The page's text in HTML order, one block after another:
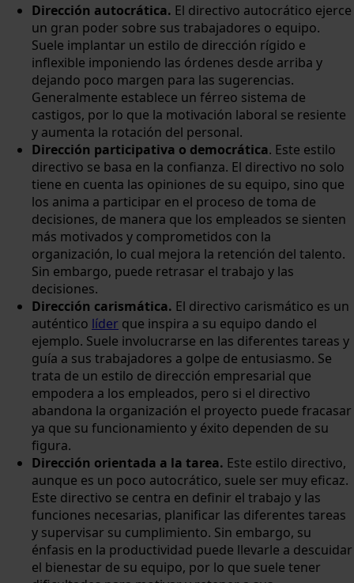
Dirección autocrática. El directivo autocrático ejerce
un gran poder sobre sus trabajadores o equipo.
Suele implantar un estilo de dirección rígido e
inflexible imponiendo las órdenes desde arriba y
dejando poco margen para las sugerencias.
Generalmente establece un férreo sistema de
castigos, por lo que la motivación laboral se resiente
y aumenta la rotación del personal.
Dirección participativa o democrática. Este estilo
directivo se basa en la confianza. El directivo no solo
tiene en cuenta las opiniones de su equipo, sino que
los anima a participar en el proceso de toma de
decisiones, de manera que los empleados se sienten
más motivados y comprometidos con la
organización, lo cual mejora la retención del talento.
Sin embargo, puede retrasar el trabajo y las
decisiones.
Dirección carismática. El directivo carismático es un
auténtico líder que inspira a su equipo dando el
ejemplo. Suele involucrarse en las diferentes tareas y
guía a sus trabajadores a golpe de entusiasmo. Se
trata de un estilo de dirección empresarial que
empodera a los empleados, pero si el directivo
abandona la organización el proyecto puede fracasar
ya que su funcionamiento y éxito dependen de su
figura.
Dirección orientada a la tarea. Este estilo directivo,
aunque es un poco autocrático, suele ser muy eficaz.
Este directivo se centra en definir el trabajo y las
funciones necesarias, planificar las diferentes tareas
y supervisar su cumplimiento. Sin embargo, su
énfasis en la productividad puede llevarle a descuidar
el bienestar de su equipo, por lo que suele tener